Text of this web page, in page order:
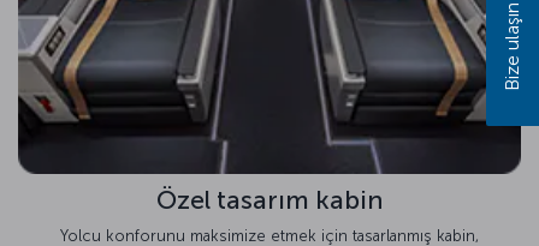
Özel tasarım kabin
Yolcu konforunu maksimize etmek için tasarlanmış kabin,
Bize ulaşın